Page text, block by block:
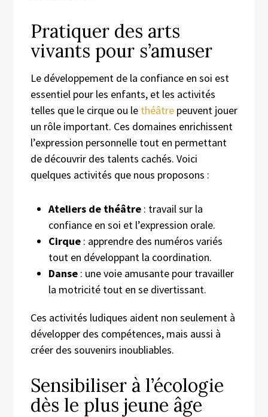
Pratiquer des arts
vivants pour s’amuser
Le développement de la confiance en soi est
essentiel pour les enfants, et les activités
telles que le cirque ou le théâtre peuvent jouer
un rôle important. Ces domaines enrichissent
l’expression personnelle tout en permettant
de découvrir des talents cachés. Voici
quelques activités que nous proposons :
Ateliers de théâtre : travail sur la
confiance en soi et l’expression orale.
Cirque : apprendre des numéros variés
tout en développant la coordination.
Danse : une voie amusante pour travailler
la motricité tout en se divertissant.
Ces activités ludiques aident non seulement à
développer des compétences, mais aussi à
créer des souvenirs inoubliables.
Sensibiliser à l’écologie
dès le plus jeune âge